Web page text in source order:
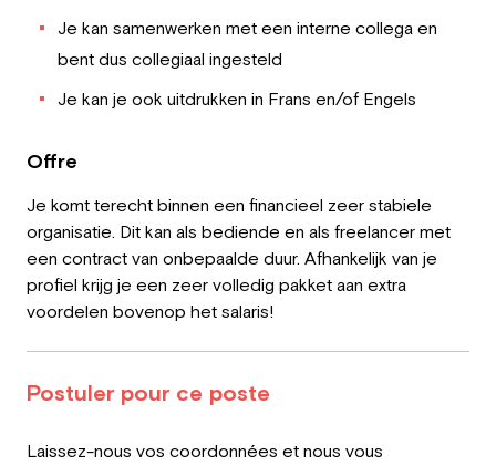
Je kan samenwerken met een interne collega en
bent dus collegiaal ingesteld
Je kan je ook uitdrukken in Frans en/of Engels
Offre
Je komt terecht binnen een financieel zeer stabiele
organisatie. Dit kan als bediende en als freelancer met
een contract van onbepaalde duur. Afhankelijk van je
profiel krijg je een zeer volledig pakket aan extra
voordelen bovenop het salaris!
Postuler pour ce poste
Laissez-nous vos coordonnées et nous vous